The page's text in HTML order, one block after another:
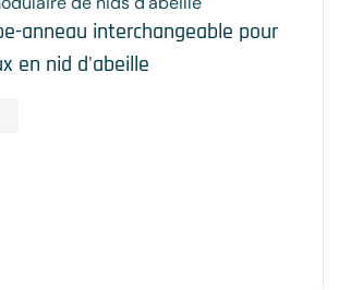
anneau interchangeable pour
en nid d'abeille